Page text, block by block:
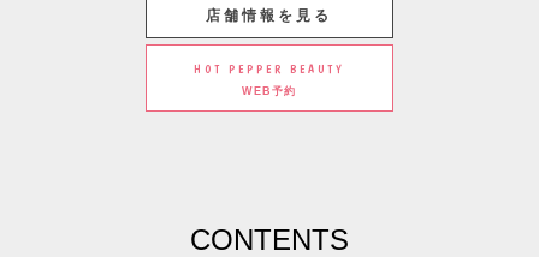
店舗情報を見る
HOT PEPPER BEAUTY
WEB予約
CONTENTS